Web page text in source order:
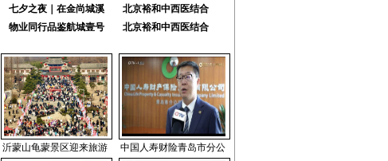
七夕之夜｜在金尚城溪
北京裕和中西医结合
物业同行品鉴航城壹号
北京裕和中西医结合
沂蒙山龟蒙景区迎来旅游 中国人寿财险青岛市分公